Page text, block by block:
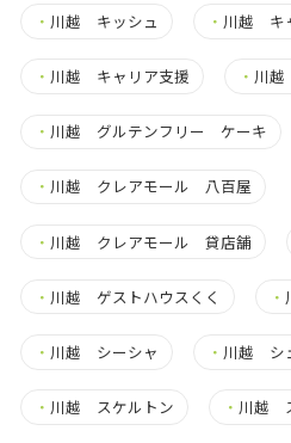
・ 川越 キッシュ ・ 川越 キ
・ 川越 キャリア支援 ・ 川
・ 川越 グルテンフリー ケーキ
・ 川越 クレアモール 八百屋
・ 川越 クレアモール 貸店舗
・ 川越 ゲストハウスくく ・
・ 川越 シーシャ ・ 川越 シ
・ 川越 スケルトン ・ 川越